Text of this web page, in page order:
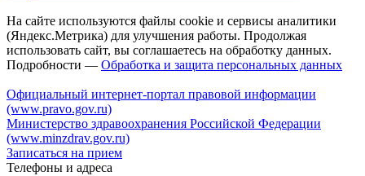
На сайте используются файлы cookie и сервисы аналитики
(Яндекс.Метрика) для улучшения работы. Продолжая
использовать сайт, вы соглашаетесь на обработку данных.
Подробности — Обработка и защита персональных данных
Официальный интернет-портал правовой информации
(www.pravo.gov.ru)
Министерство здравоохранения Российской Федерации
(www.minzdrav.gov.ru)
Записаться на прием
Телефоны и адреса